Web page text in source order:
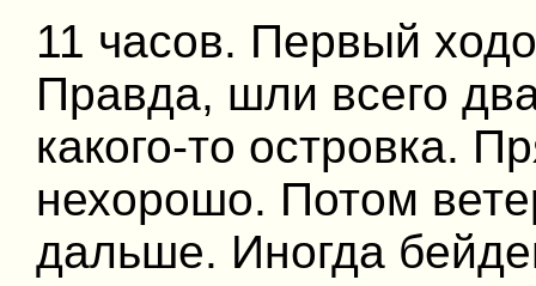
11 часов. Первый
Правда, шли всего
какого-то островка.
нехорошо. Потом
дальше. Иногда